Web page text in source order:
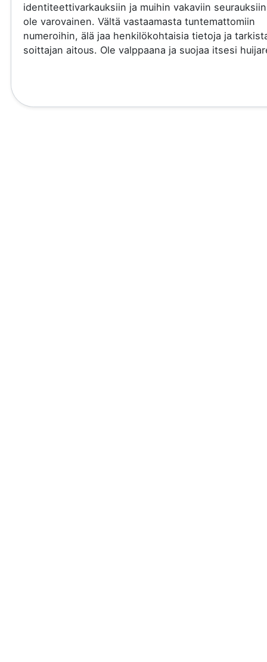
identiteettivarkauksiin ja muihin vakaviin
ole varovainen. Vältä vastaamasta tuntemattomiin
numeroihin, älä jaa henkilökohtaisia tietoja ja
soittajan aitous. Ole valppaana ja suojaa itsesi